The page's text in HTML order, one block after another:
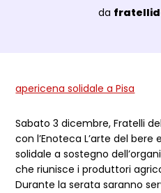
Luogo:
da
Dettagli Post
apericena solidale a Pisa
Sabato 3 dicembre, Fratelli
con l’Enoteca L’arte del bere
solidale a sostegno
che riunisce i produttori
Durante la serata saranno